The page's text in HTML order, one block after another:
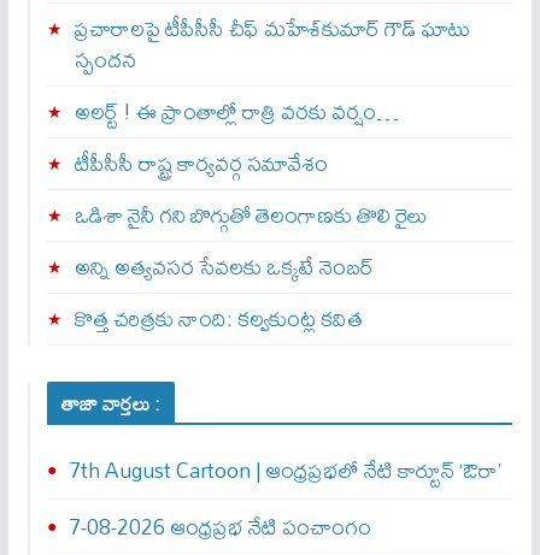
ప్రచారాలపై టీపీసీసీ చీఫ్ మహేశ్‌కుమార్ గౌడ్ ఘాటు
స్పందన
అల‌ర్ట్ ! ఈ ప్రాంతాల్లో రాత్రి వరకు వర్షం…
టీపీసీసీ రాష్ట్ర కార్యవర్గ సమావేశం
ఒడిశా నైనీ గని బొగ్గుతో తెలంగాణకు తొలి రైలు
అన్ని అత్యవసర సేవలకు ఒక్క‌టే నెంబ‌ర్‌
కొత్త చరిత్రకు నాంది: క‌ల్వ‌కుంట్ల కవిత
తాజా వార్తలు :
7th August Cartoon | ఆంధ్రప్రభలో నేటి కార్టూన్ ‘ఔరా’
7-08-2026 ఆంధ్రప్రభ నేటి పంచాంగం